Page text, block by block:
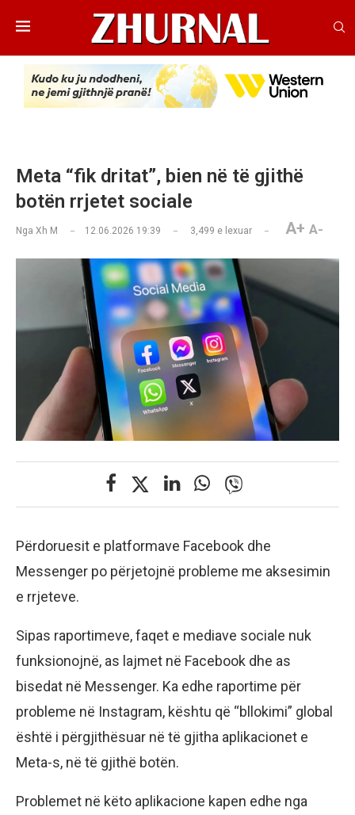
Meta “fik dritat”, bien në të gjithë
botën rrjetet sociale
Nga Xh M 12.06.2026 19:39 3,499 e lexuar A+ A-
Përdoruesit e platformave Facebook dhe
Messenger po përjetojnë probleme me aksesimin
e rrjeteve.
Sipas raportimeve, faqet e mediave sociale nuk
funksionojnë, as lajmet në Facebook dhe as
bisedat në Messenger. Ka edhe raportime për
probleme në Instagram, kështu që “bllokimi” global
është i përgjithësuar në të gjitha aplikacionet e
Meta-s, në të gjithë botën.
Problemet në këto aplikacione kapen edhe nga